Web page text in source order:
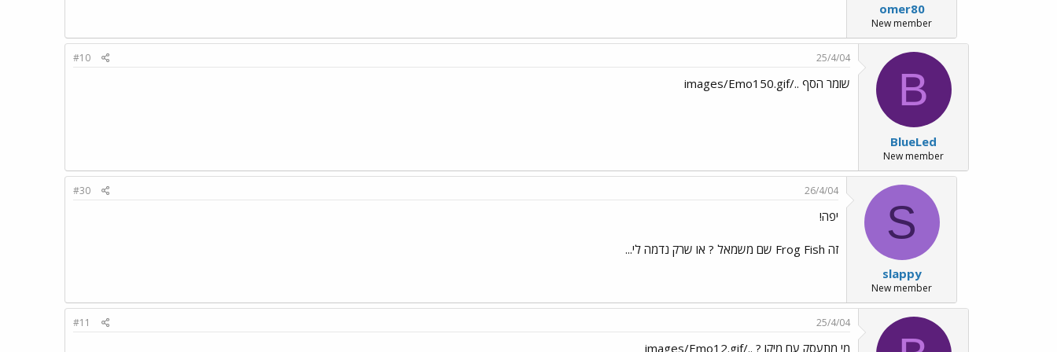
omer80
New member
B
BlueLed
New member
25/4/04
#10
שומר הסף ../images/Emo150.gif
S
slappy
New member
26/4/04
#30
יפה!
זה Frog Fish שם משמאל ? או שרק נדמה לי...
25/4/04
#11
מי מתעסק עם מיקו ? ../images/Emo12.gif